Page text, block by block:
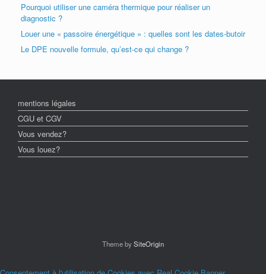
Pourquoi utiliser une caméra thermique pour réaliser un
diagnostic ?
Louer une « passoire énergétique » : quelles sont les dates-butoir
Le DPE nouvelle formule, qu’est-ce qui change ?
mentions légales
CGU et CGV
Vous vendez?
Vous louez?
Theme bySiteOrigin